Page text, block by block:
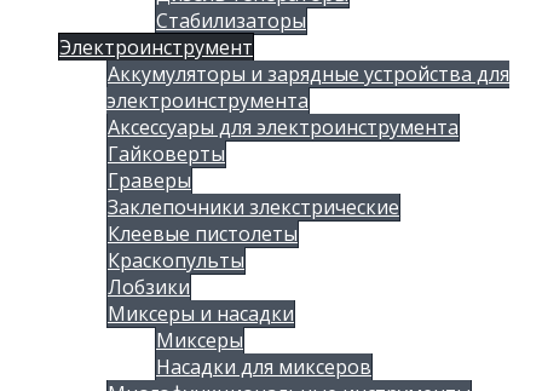
Стабилизаторы
Электроинструмент
Аккумуляторы и зарядные устройства для
электроинструмента
Аксессуары для электроинструмента
Гайковерты
Граверы
Заклепочники злекстрические
Клеевые пистолеты
Краскопульты
Лобзики
Миксеры и насадки
Миксеры
Насадки для миксеров